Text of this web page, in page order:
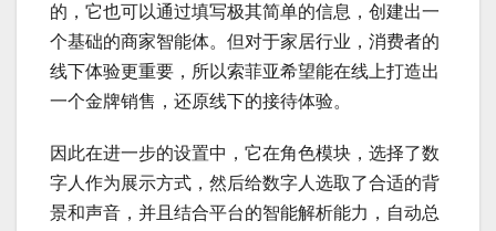
的，它也可以通过填写极其简单的信息，创建出一
个基础的商家智能体。但对于家居行业，消费者的
线下体验更重要，所以索菲亚希望能在线上打造出
一个金牌销售，还原线下的接待体验。
因此在进一步的设置中，它在角色模块，选择了数
字人作为展示方式，然后给数字人选取了合适的背
景和声音，并且结合平台的智能解析能力，自动总